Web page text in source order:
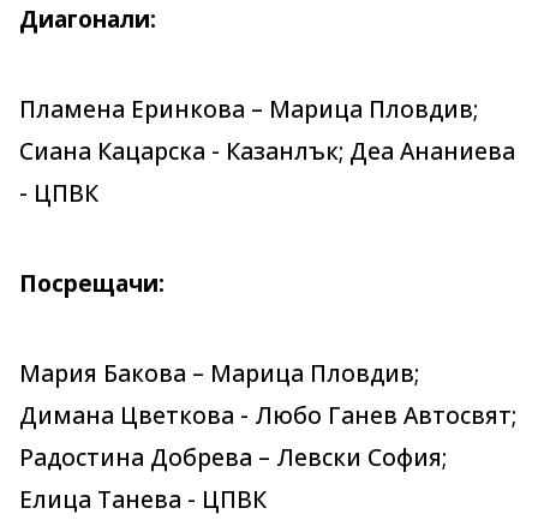
Диагонали:
Пламена Eринкова – Марица Пловдив;
Сиана Кацарска - Казанлък; Деа Ананиева
- ЦПВК
Посрещачи:
Мария Бакова – Марица Пловдив;
Димана Цветкова - Любо Ганев Автосвят;
Радостина Добрева – Левски София;
Елица Танева - ЦПВК